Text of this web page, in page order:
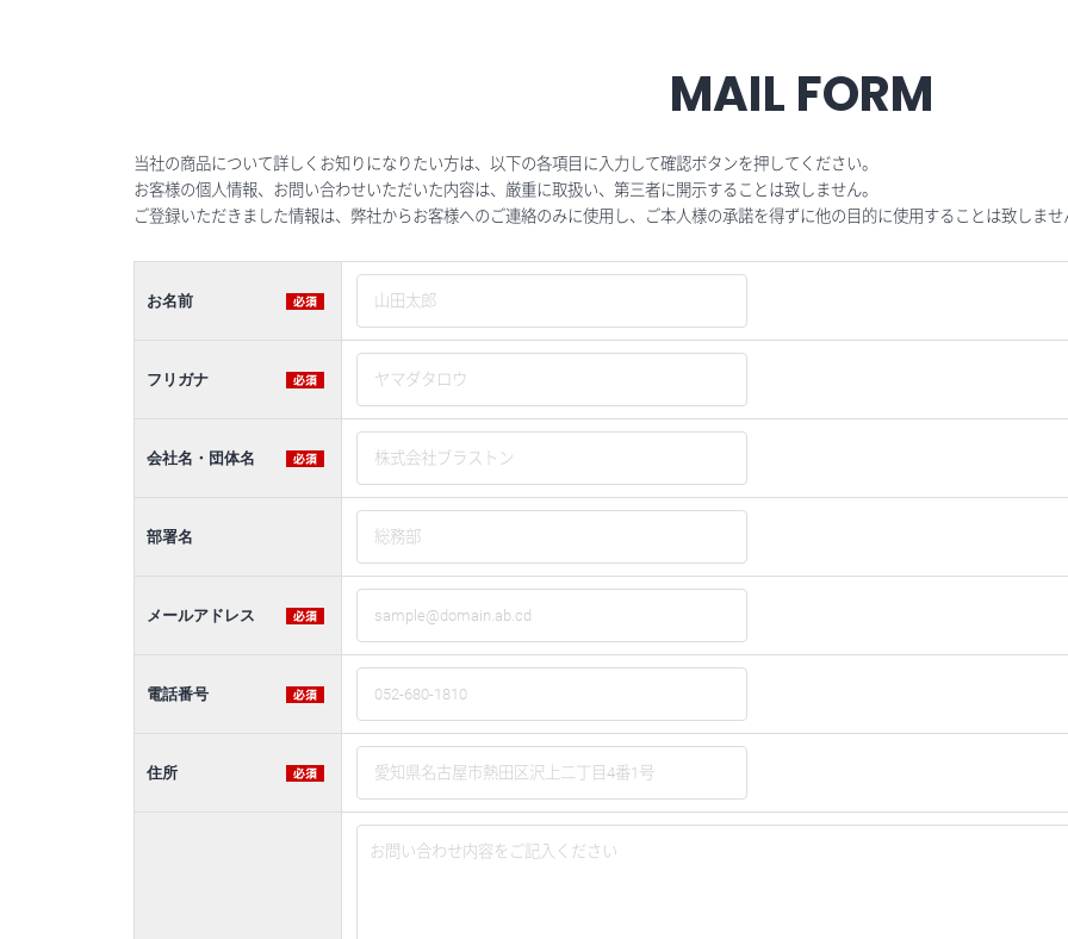
MAIL FORM
当社の商品について詳しくお知りになりたい方は、以下の各項目に入力して確認ボタンを押してください。
お客様の個人情報、お問い合わせいただいた内容は、厳重に取扱い、第三者に開示することは致しません。
ご登録いただきました情報は、弊社からお客様へのご連絡のみに使用し、ご本人様の承諾を得ずに他の目的に使用することは致しませ
お名前
フリガナ
会社名・団体名
部署名
メールアドレス
電話番号
住所